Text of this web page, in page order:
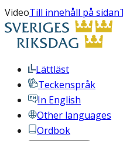
VideoTill innehåll på sidan
Lättläst
Teckenspråk
In English
Other languages
Ordbok